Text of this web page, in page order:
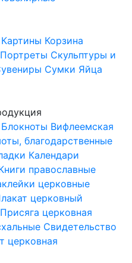
Картины Корзина
Портреты Скульптуры и
Сумки Яйца
Блокноты Вифлеемская
благодарственные
Календари
православные
церковные
церковный
Присяга церковная
Свидетельство
церковная